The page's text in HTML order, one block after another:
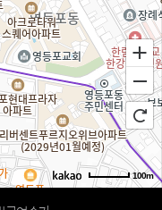
100m